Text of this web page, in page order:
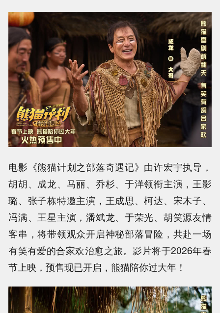
电影《熊猫计划之部落奇遇记》由许宏宇执导，
胡胡、成龙、马丽、乔杉、于洋领衔主演，王影
璐、张子栋特邀主演，王成思、柯达、宋木子、
冯满、王星主演，潘斌龙、于荣光、胡笑源友情
客串，将带领观众开启神秘部落冒险，共赴一场
有笑有爱的合家欢治愈之旅。影片将于2026年春
节上映，预售现已开启，熊猫陪你过大年！